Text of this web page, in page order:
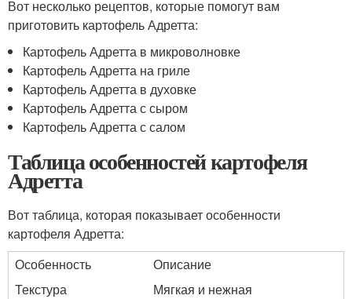
Вот несколько рецептов, которые помогут вам
приготовить картофель Адретта:
Картофель Адретта в микроволновке
Картофель Адретта на гриле
Картофель Адретта в духовке
Картофель Адретта с сыром
Картофель Адретта с салом
Таблица особенностей картофеля
Адретта
Вот таблица, которая показывает особенности
картофеля Адретта:
Особенность
Описание
Текстура
Мягкая и нежная